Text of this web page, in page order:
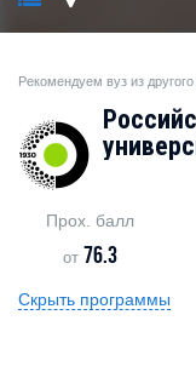
Рекомендуем вуз из другого
Прох. балл
от 76.3
Скрыть программы